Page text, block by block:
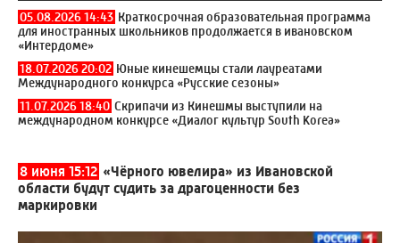
05.08.2026 14:43 Краткосрочная образовательная программа
для иностранных школьников продолжается в ивановском
«Интердоме»
18.07.2026 20:02 Юные кинешемцы стали лауреатами
Международного конкурса «Русские сезоны»
11.07.2026 18:40 Скрипачи из Кинешмы выступили на
международном конкурсе «Диалог культур South Korea»
8 июня 15:12 «Чёрного ювелира» из Ивановской
области будут судить за драгоценности без
маркировки